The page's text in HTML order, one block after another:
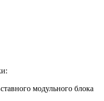
модульного блока